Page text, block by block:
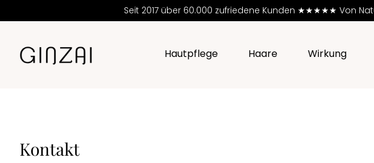
Seit 2017 über 60.000 zufriedene Kunden ★★★★★ Von
Hautpflege Haare Wirkung
Kontakt